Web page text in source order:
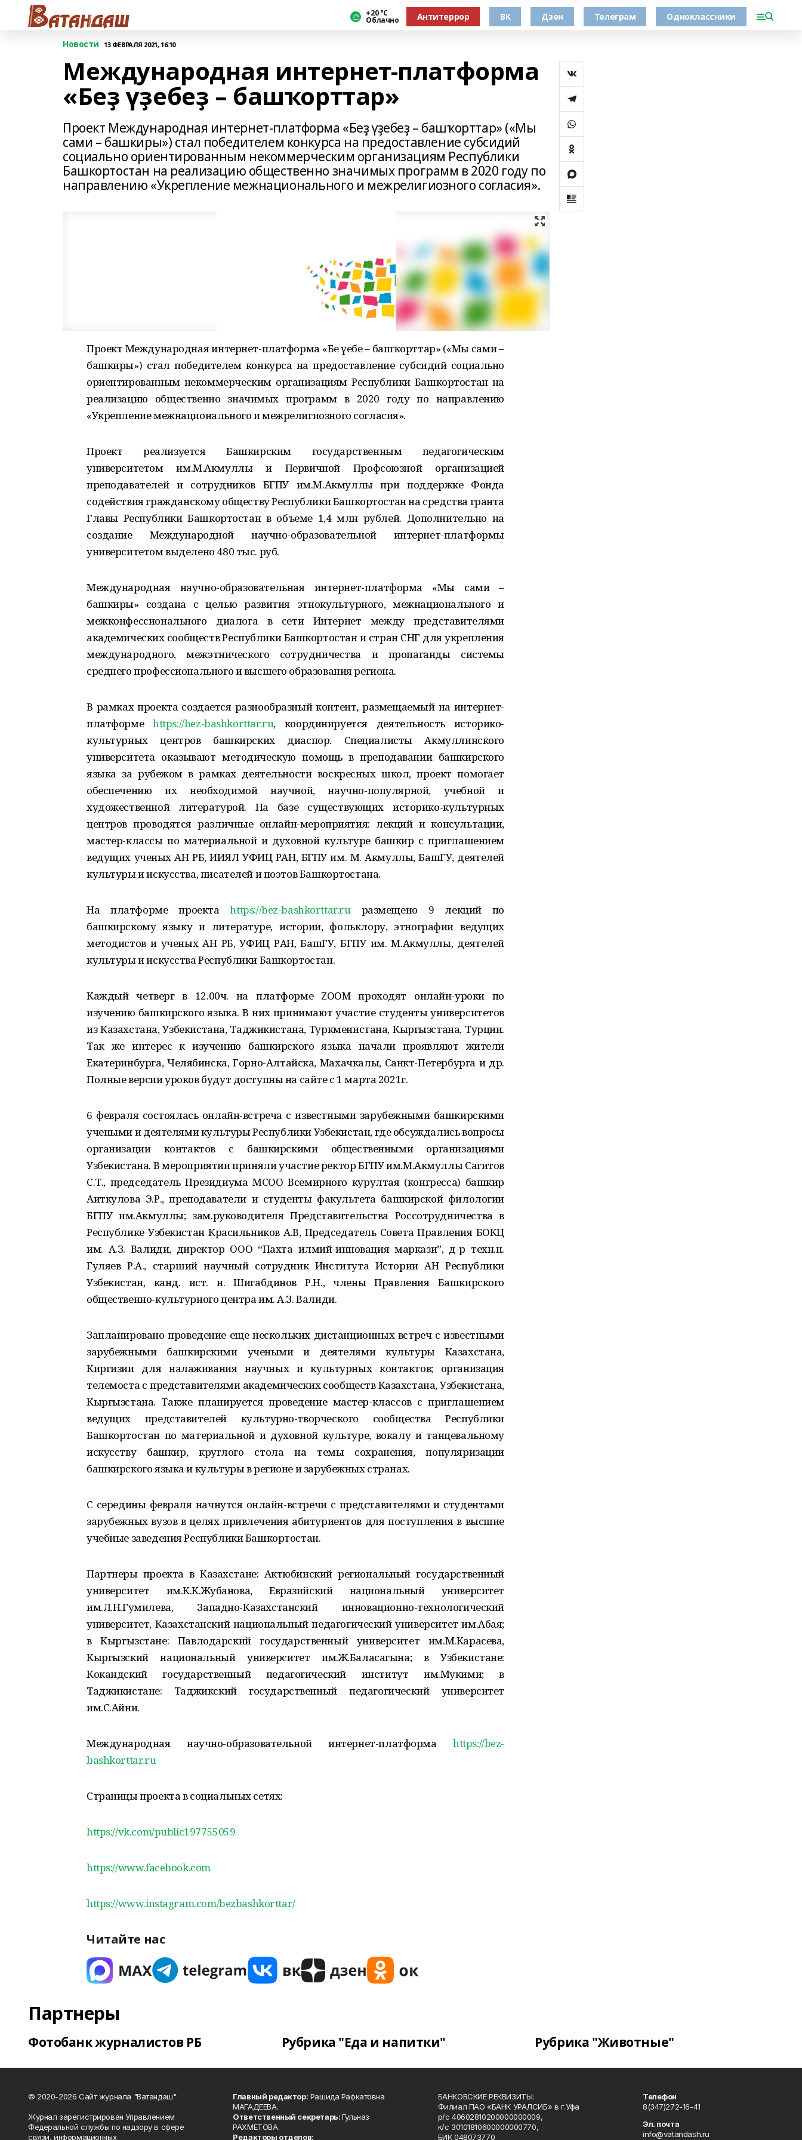
+20 °С
Облачно Антитеррор ВК Дзен Телеграм Одноклассники
Новости 13 ФЕВРАЛЯ 2021, 16:10
Международная интернет-платформа
«Беҙ үҙебеҙ – башҡорттар»
Проект Международная интернет-платформа «Беҙ үҙебеҙ – башҡорттар» («Мы
сами – башкиры») стал победителем конкурса на предоставление субсидий
социально ориентированным некоммерческим организациям Республики
Башкортостан на реализацию общественно значимых программ в 2020 году по
направлению «Укрепление межнационального и межрелигиозного согласия».
Проект Международная интернет-платформа «Беҙ үҙебеҙ – башҡорттар» («Мы сами –
башкиры») стал победителем конкурса на предоставление субсидий социально
ориентированным некоммерческим организациям Республики Башкортостан на
реализацию общественно значимых программ в 2020 году по направлению
«Укрепление межнационального и межрелигиозного согласия».
Проект реализуется Башкирским государственным педагогическим
университетом им.М.Акмуллы и Первичной Профсоюзной организацией
преподавателей и сотрудников БГПУ им.М.Акмуллы при поддержке Фонда
содействия гражданскому обществу Республики Башкортостан на средства гранта
Главы Республики Башкортостан в объеме 1,4 млн рублей. Дополнительно на
создание Международной научно-образовательной интернет-платформы
университетом выделено 480 тыс. руб.
Международная научно-образовательная интернет-платформа «Мы сами –
башкиры» создана с целью развития этнокультурного, межнационального и
межконфессионального диалога в сети Интернет между представителями
академических сообществ Республики Башкортостан и стран СНГ для укрепления
международного, межэтнического сотрудничества и пропаганды системы
среднего профессионального и высшего образования региона.
В рамках проекта создается разнообразный контент, размещаемый на интернет-
платформеhttps://bez-bashkorttar.ru, координируется деятельность историко-
культурных центров башкирских диаспор. Специалисты Акмуллинского
университета оказывают методическую помощь в преподавании башкирского
языка за рубежом в рамках деятельности воскресных школ, проект помогает
обеспечению их необходимой научной, научно-популярной, учебной и
художественной литературой. На базе существующих историко-культурных
центров проводятся различные онлайн-мероприятия: лекций и консультации,
мастер-классы по материальной и духовной культуре башкир с приглашением
ведущих ученых АН РБ, ИИЯЛ УФИЦ РАН, БГПУ им. М. Акмуллы, БашГУ, деятелей
культуры и искусства, писателей и поэтов Башкортостана.
На платформе проектаhttps://bez-bashkorttar.ruразмещено 9 лекций по
башкирскому языку и литературе, истории, фольклору, этнографии ведущих
методистов и ученых АН РБ, УФИЦ РАН, БашГУ, БГПУ им. М.Акмуллы, деятелей
культуры и искусства Республики Башкортостан.
Каждый четверг в 12.00ч. на платформе ZOOM проходят онлайн-уроки по
изучению башкирского языка. В них принимают участие студенты университетов
из Казахстана, Узбекистана, Таджикистана, Туркменистана, Кыргызстана, Турции.
Так же интерес к изучению башкирского языка начали проявляют жители
Екатеринбурга, Челябинска, Горно-Алтайска, Махачкалы, Санкт-Петербурга и др.
Полные версии уроков будут доступны на сайте с 1 марта 2021г.
6 февраля состоялась онлайн-встреча с известными зарубежными башкирскими
учеными и деятелями культуры Республики Узбекистан, где обсуждались вопросы
организации контактов с башкирскими общественными организациями
Узбекистана. В мероприятии приняли участие ректор БГПУ им.М.Акмуллы Сагитов
С.Т., председатель Президиума МСОО Всемирного курултая (конгресса) башкир
Аиткулова Э.Р., преподаватели и студенты факультета башкирской филологии
БГПУ им.Акмуллы; зам.руководителя Представительства Россотрудничества в
Республике Узбекистан Красильников А.В, Председатель Совета Правления БОКЦ
им. А.З. Валиди, директор ООО “Пахта илмий-инновация маркази”, д-р техн.н.
Гуляев Р.А., старший научный сотрудник Института Истории АН Республики
Узбекистан, канд. ист. н. Шигабдинов Р.Н., члены Правления Башкирского
общественно-культурного центра им. А.З. Валиди.
Запланировано проведение еще нескольких дистанционных встреч с известными
зарубежными башкирскими учеными и деятелями культуры Казахстана,
Киргизии для налаживания научных и культурных контактов; организация
телемоста с представителями академических сообществ Казахстана, Узбекистана,
Кыргызстана. Также планируется проведение мастер-классов с приглашением
ведущих представителей культурно-творческого сообщества Республики
Башкортостан по материальной и духовной культуре, вокалу и танцевальному
искусству башкир, круглого стола на темы сохранения, популяризации
башкирского языка и культуры в регионе и зарубежных странах.
С середины февраля начнутся онлайн-встречи с представителями и студентами
зарубежных вузов в целях привлечения абитуриентов для поступления в высшие
учебные заведения Республики Башкортостан.
Партнеры проекта в Казахстане: Актюбинский региональный государственный
университет им.К.К.Жубанова, Евразийский национальный университет
им.Л.Н.Гумилева, Западно-Казахстанский инновационно-технологический
университет, Казахстанский национальный педагогический университет им.Абая;
в Кыргызстане: Павлодарский государственный университет им.М.Карасева,
Кыргызский национальный университет им.Ж.Баласагына; в Узбекистане:
Кокандский государственный педагогический институт им.Мукими; в
Таджикистане: Таджикский государственный педагогический университет
им.С.Айни.
Международная научно-образовательной интернет-платформаhttps://bez-
bashkorttar.ru
Страницы проекта в социальных сетях:
https://vk.com/public197755059
https://www.facebook.com
https://www.instagram.com/bezbashkorttar/
Читайте нас
Партнеры
Фотобанк журналистов РБ Рубрика "Еда и напитки" Рубрика "Животные"
© 2020-2026 Сайт журнала "Ватандаш"
Журнал зарегистрирован Управлением
Федеральной службы по надзору в сфере
связи, информационных
Главный редактор: Рашида Рафкатовна
МАГАДЕЕВА.
Ответственный секретарь:Гульназ
РАХМЕТОВА.
Редакторы отделов:
БАНКОВСКИЕ РЕКВИЗИТЫ:
Филиал ПАО «БАНК УРАЛСИБ» в г.Уфа
р/с 40602810200000000009,
к/с 30101810600000000770,
БИК 048073770
Телефон
8(347)272-16-41
Эл. почта
info@vatandash.ru